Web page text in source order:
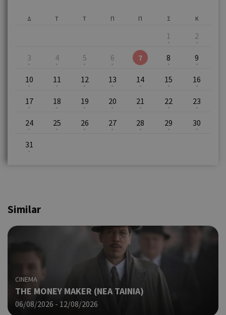
Δ Τ Τ Π Π Σ
1
Κ
2
3 4 5 6 7 8 9
10 11 12 13 14 15 16
17 18 19 20 21 22 23
24 25 26 27 28 29 30
31
Similar
CINEMA
THE MONEY MAKER (ΝΕΑ ΤΑΙΝΙΑ)
06/08/2026 - 12/08/2026